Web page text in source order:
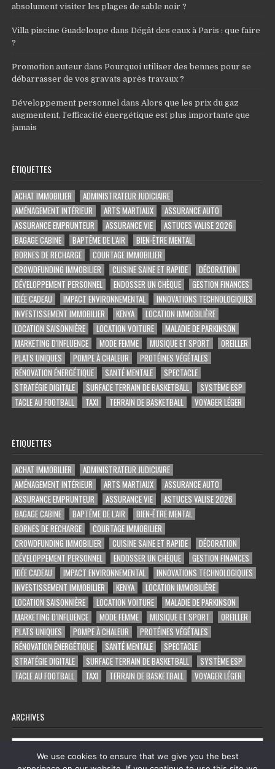
absolument visiter les plages de sable noir ?
Villa piscine Guadeloupe dansDégât des eaux à Paris : que faire
?
Promotion auteur dansPourquoi utiliser des bennes pour se
débarrasser de vos gravats après travaux ?
Développement personnel dans Alors que les prix du gaz
augmentent, l’efficacité énergétique est plus importante que
jamais
ÉTIQUETTES
ACHAT IMMOBILIER
ADMINISTRATEUR JUDICIAIRE
AMÉNAGEMENT INTÉRIEUR
ARTS MARTIAUX
ASSURANCE AUTO
ASSURANCE EMPRUNTEUR
ASSURANCE VIE
ASTUCES VALISE 2026
BAGAGE CABINE
BAPTÊME DE L'AIR
BIEN-ÊTRE MENTAL
BORNES DE RECHARGE
COURTAGE IMMOBILIER
CROWDFUNDING IMMOBILIER
CUISINE SAINE ET RAPIDE
DÉCORATION
DÉVELOPPEMENT PERSONNEL
ENDOSSER UN CHÈQUE
GESTION FINANCES
IDÉE CADEAU
IMPACT ENVIRONNEMENTAL
INNOVATIONS TECHNOLOGIQUES
INVESTISSEMENT IMMOBILIER
KENYA
LOCATION IMMOBILIÈRE
LOCATION SAISONNIÈRE
LOCATION VOITURE
MALADIE DE PARKINSON
MARKETING D'INFLUENCE
MODE FEMME MUSIQUE ET SPORT
OREILLER
PLATS UNIQUES
POMPE À CHALEUR
PROTÉINES VÉGÉTALES
RÉNOVATION ÉNERGÉTIQUE
SANTÉ MENTALE
SPECTACLE
STRATÉGIE DIGITALE
SURFACE TERRAIN DE BASKETBALL
SYSTÈME ESP
TACLE AU FOOTBALL
TAXI TERRAIN DE BASKETBALL VOYAGER LÉGER
ÉTIQUETTES
ACHAT IMMOBILIER
ADMINISTRATEUR JUDICIAIRE
AMÉNAGEMENT INTÉRIEUR
ARTS MARTIAUX
ASSURANCE AUTO
ASSURANCE EMPRUNTEUR
ASSURANCE VIE
ASTUCES VALISE 2026
BAGAGE CABINE
BAPTÊME DE L'AIR
BIEN-ÊTRE MENTAL
BORNES DE RECHARGE
COURTAGE IMMOBILIER
CROWDFUNDING IMMOBILIER
CUISINE SAINE ET RAPIDE
DÉCORATION
DÉVELOPPEMENT PERSONNEL
ENDOSSER UN CHÈQUE
GESTION FINANCES
IDÉE CADEAU
IMPACT ENVIRONNEMENTAL
INNOVATIONS TECHNOLOGIQUES
INVESTISSEMENT IMMOBILIER
KENYA
LOCATION IMMOBILIÈRE
LOCATION SAISONNIÈRE
LOCATION VOITURE
MALADIE DE PARKINSON
MARKETING D'INFLUENCE
MODE FEMME MUSIQUE ET SPORT
OREILLER
PLATS UNIQUES
POMPE À CHALEUR
PROTÉINES VÉGÉTALES
RÉNOVATION ÉNERGÉTIQUE
SANTÉ MENTALE
SPECTACLE
STRATÉGIE DIGITALE
SURFACE TERRAIN DE BASKETBALL
SYSTÈME ESP
TACLE AU FOOTBALL
TAXI TERRAIN DE BASKETBALL VOYAGER LÉGER
ARCHIVES
Archives
We use cookies to ensure that we give you the best